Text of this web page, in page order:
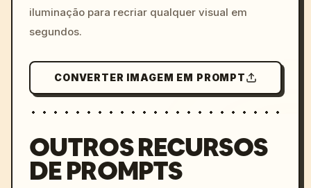
iluminação para recriar qualquer visual em
segundos.
CONVERTER IMAGEM EM PROMPT
OUTROS RECURSOS
DE PROMPTS